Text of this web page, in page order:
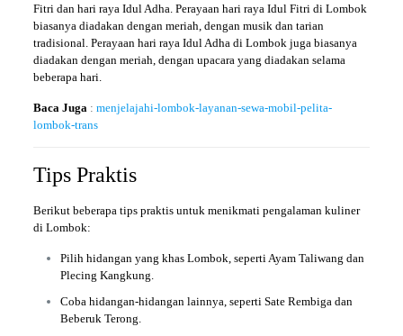
Fitri dan hari raya Idul Adha. Perayaan hari raya Idul Fitri di Lombok
biasanya diadakan dengan meriah, dengan musik dan tarian
tradisional. Perayaan hari raya Idul Adha di Lombok juga biasanya
diadakan dengan meriah, dengan upacara yang diadakan selama
beberapa hari.
Baca Juga : menjelajahi-lombok-layanan-sewa-mobil-pelita-
lombok-trans
Tips Praktis
Berikut beberapa tips praktis untuk menikmati pengalaman kuliner
di Lombok:
Pilih hidangan yang khas Lombok, seperti Ayam Taliwang dan
Plecing Kangkung.
Coba hidangan-hidangan lainnya, seperti Sate Rembiga dan
Beberuk Terong.